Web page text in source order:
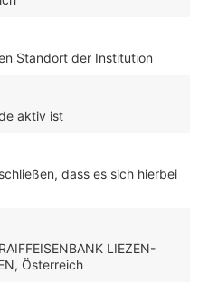
Standort der Institution
aktiv ist
dass es sich hierbei
LIEZEN-
Österreich